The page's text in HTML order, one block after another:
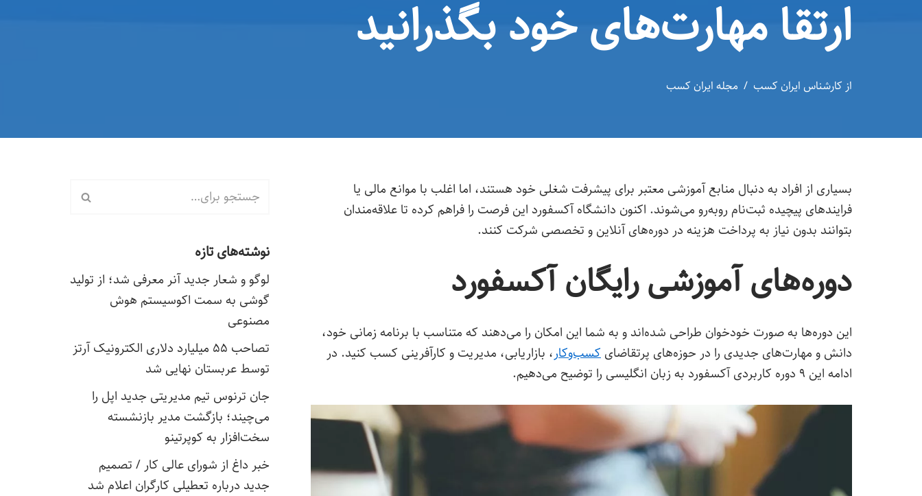
ارتقا مهارت‌های خود بگذرانید
از کارشناس ایران کسب مجله ایران کسب
بسیاری از افراد به دنبال منابع آموزشی معتبر برای پیشرفت شغلی خود هستند، اما اغلب با موانع مالی یا
فرایندهای پیچیده ثبت‌نام روبه‌رو می‌شوند. اکنون دانشگاه آکسفورد این فرصت را فراهم کرده تا علاقه‌مندان
بتوانند بدون نیاز به پرداخت هزینه در دوره‌های آنلاین و تخصصی شرکت کنند.
دوره‌های آموزشی رایگان آکسفورد
این دوره‌ها به صورت خودخوان طراحی شده‌اند و به شما این امکان را می‌دهند که متناسب با برنامه زمانی خود،
دانش و مهارت‌های جدیدی را در حوزه‌های پرتقاضای کسب‌وکار، بازاریابی، مدیریت و کارآفرینی کسب کنید. در
ادامه این ۹ دوره کاربردی آکسفورد به زبان انگلیسی را توضیح می‌دهیم.
نوشته‌های تازه
لوگو و شعار جدید آنر معرفی شد؛ از تولید
گوشی به سمت اکوسیستم هوش
مصنوعی
تصاحب ۵۵ میلیارد دلاری الکترونیک آرتز
توسط عربستان نهایی شد
جان ترنوس تیم مدیریتی جدید اپل را
می‌چیند؛ بازگشت مدیر بازنشسته
سخت‌افزار به کوپرتینو
خبر داغ از شورای عالی کار / تصمیم
جدید درباره تعطیلی کارگران اعلام شد